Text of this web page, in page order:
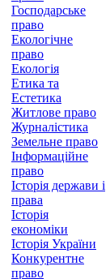
Господарське
право
Екологічне
право
Екологія
Етика та
Естетика
Житлове право
Журналістика
Земельне право
Інформаційне
право
Історія держави і
права
Історія
економіки
Історія України
Конкурентне
право